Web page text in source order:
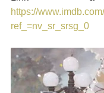
https://
ref_=nv_sr_srsg_0